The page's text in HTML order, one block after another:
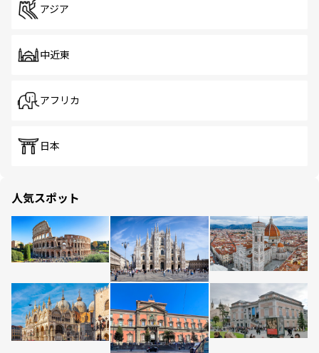
アジア
中近東
アフリカ
日本
人気スポット